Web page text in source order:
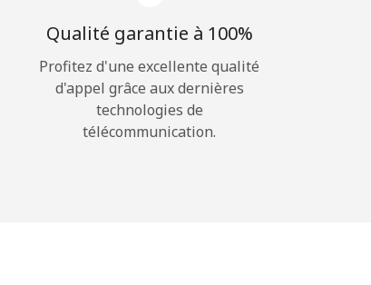
Qualité garantie à 100%
Profitez d'une excellente qualité
d'appel grâce aux dernières
technologies de
télécommunication.